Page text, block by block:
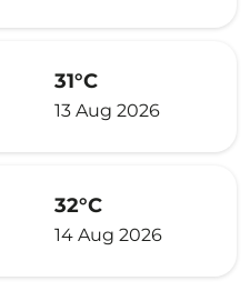
31°C
13 Aug 2026
32°C
14 Aug 2026